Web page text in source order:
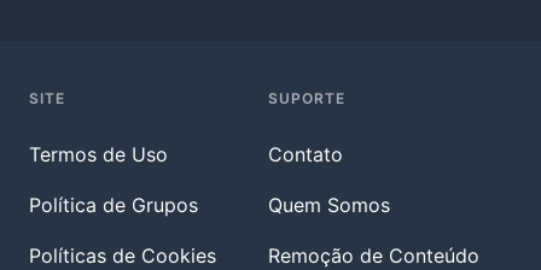
SITE
Termos de Uso
Política de Grupos
Políticas de Cookies
SUPORTE
Contato
Quem Somos
Remoção de Conteúdo